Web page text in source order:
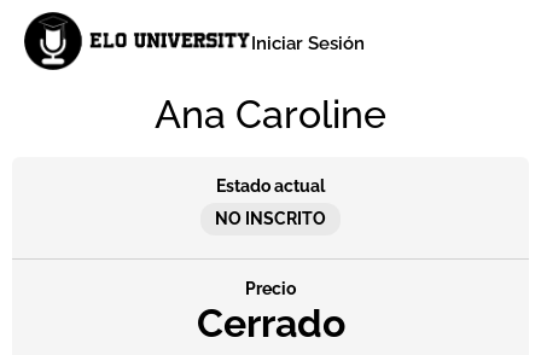
Iniciar Sesión
Ana Caroline
Estado actual
NO INSCRITO
Precio
Cerrado